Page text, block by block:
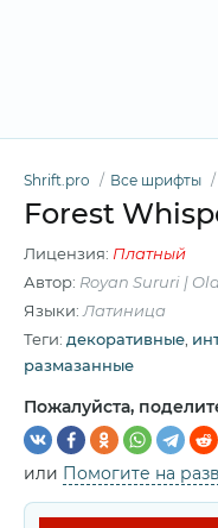
Shrift.pro Все шрифты
Forest
Лицензия: Платный
Автор: Royan Sururi |
Языки: Латиница
Теги: декоративные
размазанные
Пожалуйста,
или Помогите на